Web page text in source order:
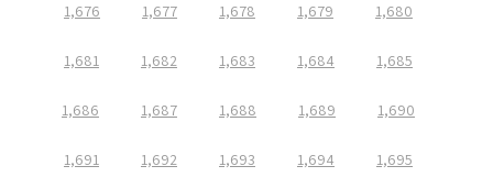
1,676 1,677 1,678 1,679 1,680
1,681 1,682 1,683 1,684 1,685
1,686 1,687 1,688 1,689 1,690
1,691 1,692 1,693 1,694 1,695